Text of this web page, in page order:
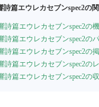
詩篇エウレカセブンspec2の
詩篇エウレカセブンspec2の
詩篇エウレカセブンspec2の
詩篇エウレカセブンspec2の
詩篇エウレカセブンspec2の
詩篇エウレカセブンspec2の